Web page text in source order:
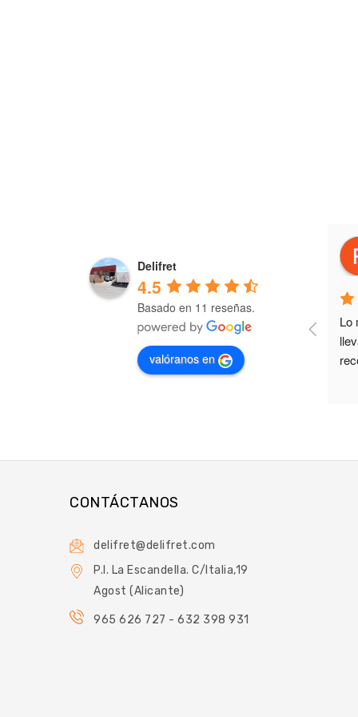
Delifret
4.5
Basado en 11 reseñas.
valóranos en
4 years ago
Los primeros en servicio y calidad.
Lo
CONTÁCTANOS
delifret@delifret.com
P.I. La Escandella. C/Italia,19
Agost (Alicante)
965 626 727 - 632 398 931